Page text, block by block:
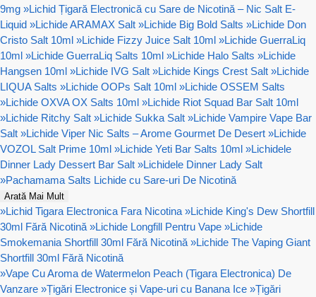
9mg »Lichid Țigară Electronică cu Sare de Nicotină – Nic Salt E-
Liquid »Lichide ARAMAX Salt »Lichide Big Bold Salts »Lichide Don
Cristo Salt 10ml »Lichide Fizzy Juice Salt 10ml »Lichide GuerraLiq
10ml »Lichide GuerraLiq Salts 10ml »Lichide Halo Salts »Lichide
Hangsen 10ml »Lichide IVG Salt »Lichide Kings Crest Salt »Lichide
LIQUA Salts »Lichide OOPs Salt 10ml »Lichide OSSEM Salts
»Lichide OXVA OX Salts 10ml »Lichide Riot Squad Bar Salt 10ml
»Lichide Ritchy Salt »Lichide Sukka Salt »Lichide Vampire Vape Bar
Salt »Lichide Viper Nic Salts – Arome Gourmet De Desert »Lichide
VOZOL Salt Prime 10ml »Lichide Yeti Bar Salts 10ml »Lichidele
Dinner Lady Dessert Bar Salt »Lichidele Dinner Lady Salt
»Pachamama Salts Lichide cu Sare-uri De Nicotină
Arată Mai Mult
»Lichid Tigara Electronica Fara Nicotina »Lichide King's Dew Shortfill
30ml Fără Nicotină »Lichide Longfill Pentru Vape »Lichide
Smokemania Shortfill 30ml Fără Nicotină »Lichide The Vaping Giant
Shortfill 30ml Fără Nicotină
»Vape Cu Aroma de Watermelon Peach (Tigara Electronica) De
Vanzare »Țigări Electronice și Vape-uri cu Banana Ice »Țigări